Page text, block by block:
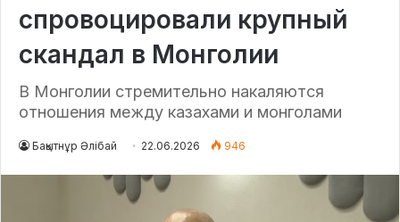
спровоцировали крупный
скандал в Монголии
В Монголии стремительно накаляются
отношения между казахами и монголами
Бақытнұр Әлібай 22.06.2026 946